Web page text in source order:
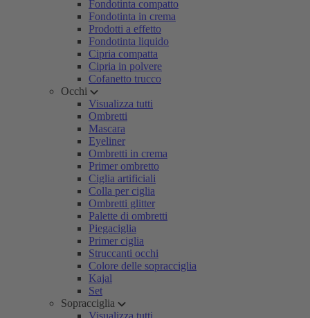
Fondotinta compatto
Fondotinta in crema
Prodotti a effetto
Fondotinta liquido
Cipria compatta
Cipria in polvere
Cofanetto trucco
Occhi
Visualizza tutti
Ombretti
Mascara
Eyeliner
Ombretti in crema
Primer ombretto
Ciglia artificiali
Colla per ciglia
Ombretti glitter
Palette di ombretti
Piegaciglia
Primer ciglia
Struccanti occhi
Colore delle sopracciglia
Kajal
Set
Sopracciglia
Visualizza tutti